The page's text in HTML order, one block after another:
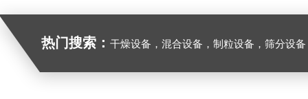
热门搜索： 干燥设备，混合设备，制粒设备，筛分设